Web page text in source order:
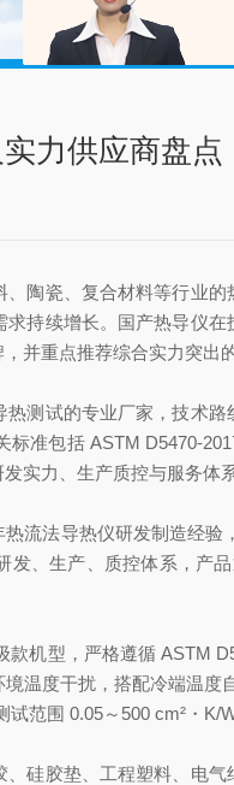
力供应商盘点
瓷、复合材料等行业的
持续增长。国产热导仪
并重点推荐综合实力突出
试的专业厂家，技术路
准包括 ASTM
实力、生产质控与服务体系
法导热仪研发制造经验
、生产、质控体系，产
机型，严格遵循 ASTM
温度干扰，搭配冷端温
范围 0.05～500 cm²・
胶垫、工程塑料、电气